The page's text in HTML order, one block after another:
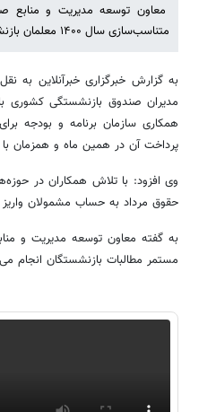
معاون توسعه مدیریت و منابع
متناسب‌سازی سال ۱۴۰۰ معلمان بازنشسته این صندوق همزمان با حقوق مرداد خبر داد.
به گزارش خبرگزاری خبرآنلاین به
مدیران صندوق بازنشستگی کشوری
پرداخت آن در همین ماه و همزمان
وی افزود: با تلاش همکاران در
حقوق مرداد به حساب مشمولان
به گفته معاون توسعه مدیریت و
مستمر مطالبات بازنشستگان انجام